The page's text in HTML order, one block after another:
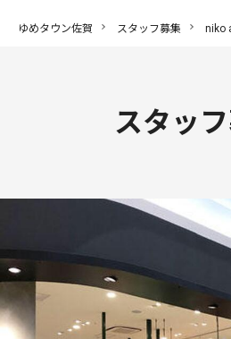
ゆめタウン佐賀 スタッフ募集 niko
スタッ